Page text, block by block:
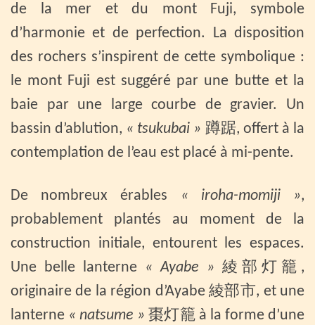
de la mer et du mont Fuji, symbole
d’harmonie et de perfection. La disposition
des rochers s’inspirent de cette symbolique :
le mont Fuji est suggéré par une butte et la
baie par une large courbe de gravier. Un
bassin d’ablution, « tsukubai » 蹲踞, offert à la
contemplation de l’eau est placé à mi-pente.
De nombreux érables « iroha-momiji »,
probablement plantés au moment de la
construction initiale, entourent les espaces.
Une belle lanterne « Ayabe » 綾部灯籠,
originaire de la région d’Ayabe 綾部市, et une
lanterne « natsume » 棗灯籠 à la forme d’une